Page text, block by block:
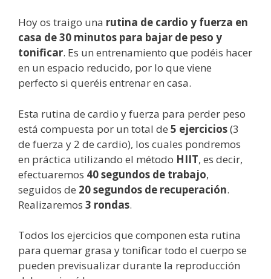
Hoy os traigo una rutina de cardio y fuerza en
casa de 30 minutos para bajar de peso y
tonificar. Es un entrenamiento que podéis hacer
en un espacio reducido, por lo que viene
perfecto si queréis entrenar en casa.
Esta rutina de cardio y fuerza para perder peso
está compuesta por un total de 5 ejercicios(3
de fuerza y 2 de cardio), los cuales pondremos
en práctica utilizando el método HIIT, es decir,
efectuaremos 40 segundos de trabajo,
seguidos de 20 segundos de recuperación.
Realizaremos 3 rondas.
Todos los ejercicios que componen esta rutina
para quemar grasa y tonificar todo el cuerpo se
pueden previsualizar durante la reproducción